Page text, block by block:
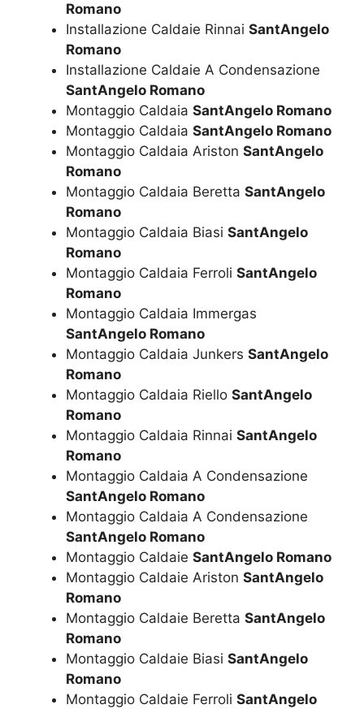
Romano
Installazione Caldaie Rinnai SantAngelo
Romano
Installazione Caldaie A Condensazione
SantAngelo Romano
Montaggio Caldaia SantAngelo Romano
Montaggio Caldaia SantAngelo Romano
Montaggio Caldaia Ariston SantAngelo
Romano
Montaggio Caldaia Beretta SantAngelo
Romano
Montaggio Caldaia Biasi SantAngelo
Romano
Montaggio Caldaia Ferroli SantAngelo
Romano
Montaggio Caldaia Immergas
SantAngelo Romano
Montaggio Caldaia Junkers SantAngelo
Romano
Montaggio Caldaia Riello SantAngelo
Romano
Montaggio Caldaia Rinnai SantAngelo
Romano
Montaggio Caldaia A Condensazione
SantAngelo Romano
Montaggio Caldaia A Condensazione
SantAngelo Romano
Montaggio Caldaie SantAngelo Romano
Montaggio Caldaie Ariston SantAngelo
Romano
Montaggio Caldaie Beretta SantAngelo
Romano
Montaggio Caldaie Biasi SantAngelo
Romano
Montaggio Caldaie Ferroli SantAngelo